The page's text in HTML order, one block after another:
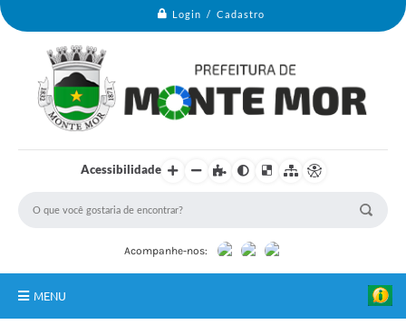
Login / Cadastro
Acessibilidade
Acompanhe-nos:
MENU